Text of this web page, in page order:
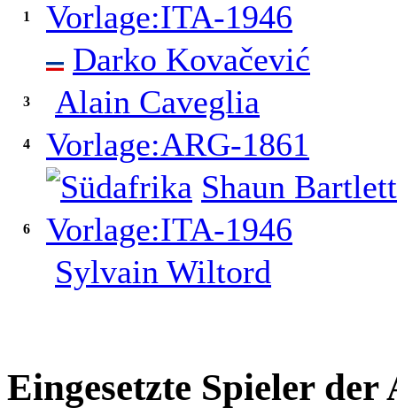
1
Vorlage:ITA-1946
Darko Kovačević
3 Alain Caveglia
4
Vorlage:ARG-1861
Shaun Bartlett
6
Vorlage:ITA-1946
Sylvain Wiltord
Eingesetzte Spieler der